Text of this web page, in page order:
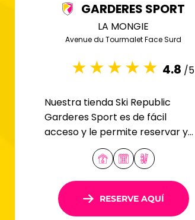
GARDERES SPORT
LA MONGIE
Avenue du Tourmalet Face Surd
4.8 /5
Nuestra tienda Ski Republic
Garderes Sport es de fácil
acceso y le permite reservar y
recoger su equipo de esquí para
sus vacaciones.
RESERVE AQUÍ